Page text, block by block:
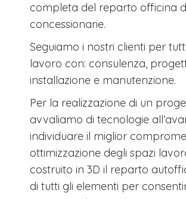
completa del reparto officina
concessionarie.
Seguiamo i nostri clienti per
lavoro con: consulenza,
installazione e manutenzione.
Per la realizzazione di un
avvaliamo di tecnologie
individuare il miglior
ottimizzazione degli spazi
costruito in 3D il reparto
di tutti gli elementi per